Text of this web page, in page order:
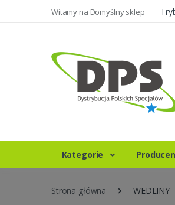
Witamy na Domyślny sklep
Kategorie
Strona główna WEDLINY